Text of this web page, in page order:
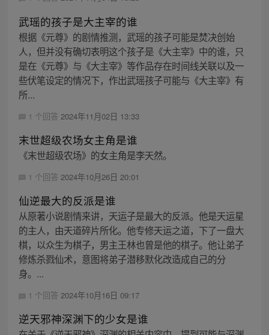
武瑶的孩子是大主宰的谁
根据《元尊》的剧情推测，武瑶的孩子可能是焚决创始
人，但并没有确切表明这个孩子是《大主宰》中的谁，只
是在《元尊》与《大主宰》等作品存在时间线关联以及一
些伏笔设定的情况下，作出武瑶孩子可能与《大主宰》有
所...
1 个回答 2024年11月02日 13:33
末世超级农场女主角是谁
《末世超级农场》的女主角是李天然。
1 个回答 2024年10月26日 20:01
仙逆最大的反派是谁
从原著小说剧情来讲，天运子是最大的反派。他是天运星
的主人，由天道碎片所化。他专修天运之道，下了一盘大
棋，以众生为棋子，男主王林也曾是他的棋子。他让弟子
修炼杀戮仙术，意图将弟子潜移默化改造成自己的分
身。...
1 个回答 2024年10月16日 09:17
逆天邪神深渊下的少女是谁